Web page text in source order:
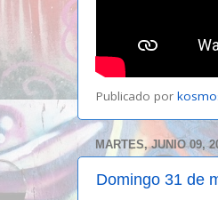
Publicado por
MARTES, JUNIO 09,
Domingo 31 de